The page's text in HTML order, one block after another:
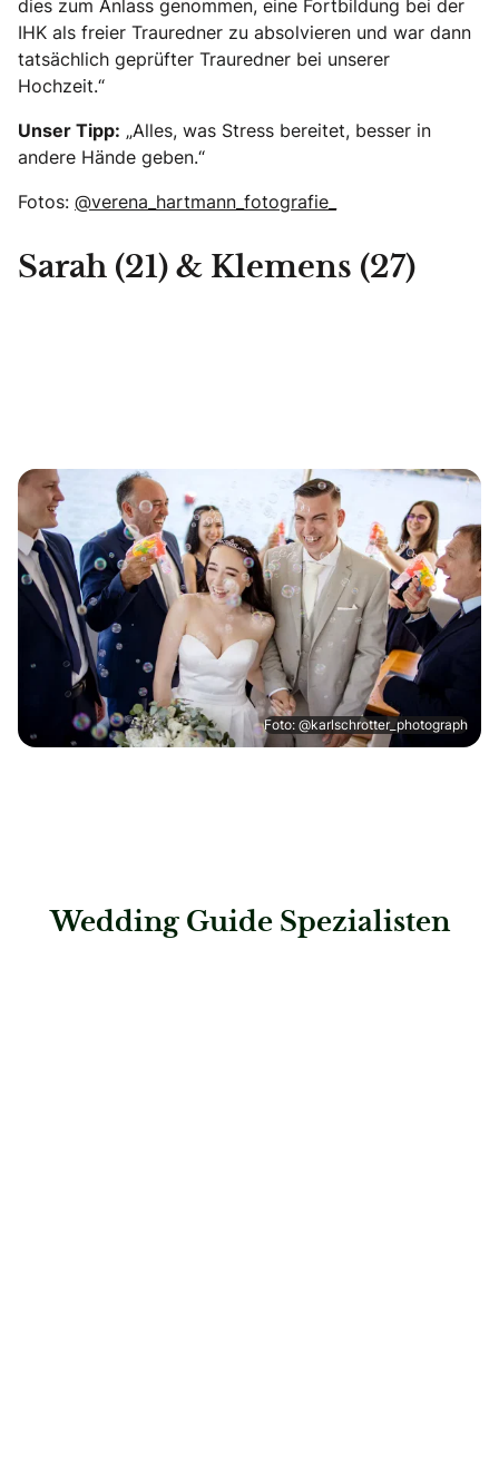
dies zum Anlass genommen, eine Fortbildung bei der
IHK als freier Trauredner zu absolvieren und war dann
tatsächlich geprüfter Trauredner bei unserer
Hochzeit.“
Unser Tipp: „Alles, was Stress bereitet, besser in
andere Hände geben.“
Fotos: @verena_hartmann_fotografie_
Sarah (21) & Klemens (27)
Foto: @karlschrotter_photograph
Wedding Guide Spezialisten